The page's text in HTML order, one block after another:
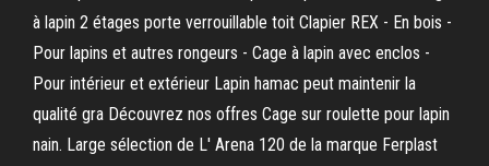
à lapin 2 étages porte verrouillable toit Clapier REX - En bois -
Pour lapins et autres rongeurs - Cage à lapin avec enclos -
Pour intérieur et extérieur Lapin hamac peut maintenir la
qualité gra Découvrez nos offres Cage sur roulette pour lapin
nain. Large sélection de L' Arena 120 de la marque Ferplast